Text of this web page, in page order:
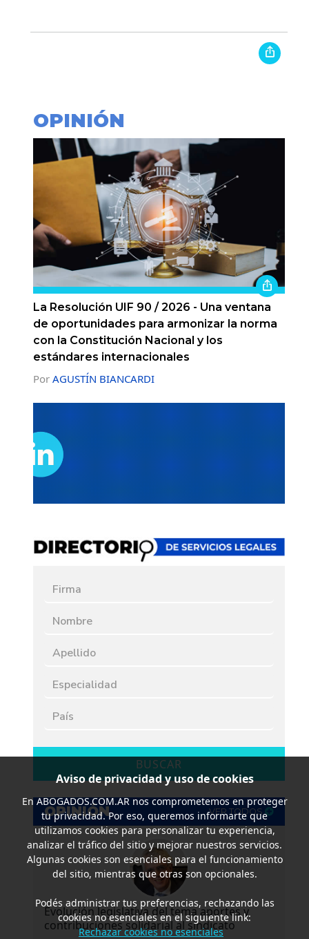
OPINIÓN
La Resolución UIF 90 / 2026 - Una ventana
de oportunidades para armonizar la norma
con la Constitución Nacional y los
estándares internacionales
Por AGUSTÍN BIANCARDI
BUSCAR
OPINIÓN VER TODOS
Evolución legislativa del tema aportes y
contribuciones solidarial al sindicato
Aviso de privacidad y uso de cookies
EnABOGADOS.COM.ARnos comprometemos en proteger
tu privacidad. Por eso, queremos informarte que
utilizamos cookies para personalizar tu experiencia,
analizar el tráfico del sitio y mejorar nuestros servicios.
Algunas cookies son esenciales para el funcionamiento
del sitio, mientras que otras son opcionales.
Podés administrar tus preferencias, rechazando las
cookies no esenciales en el siguiente link:
Rechazar cookies no esenciales